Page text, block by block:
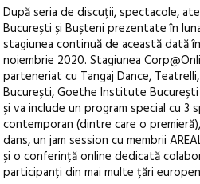
După seria de discuții, spectacole,
București și Bușteni prezentate în
stagiunea continuă de această dată
noiembrie 2020. Stagiunea
parteneriat cu Tangaj Dance,
București, Goethe Institute
și va include un program special cu 3
contemporan (dintre care o
dans, un jam session cu membrii
și o conferință online dedicată
participanți din mai multe țări